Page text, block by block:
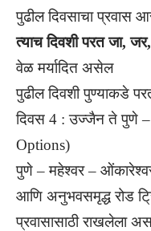
पुढील दिवसाचा प्रवास
त्याच दिवशी परत जा, जर,
वेळ मर्यादित असेल
पुढील दिवशी पुण्याकडे
दिवस 4 : उज्जैन ते पुणे –
Options)
पुणे – महेश्वर –
आणि अनुभवसमृद्ध रोड
प्रवासासाठी राखलेला